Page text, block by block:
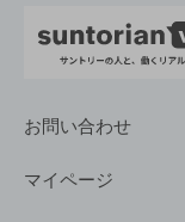
お問い合わせ
マイページ